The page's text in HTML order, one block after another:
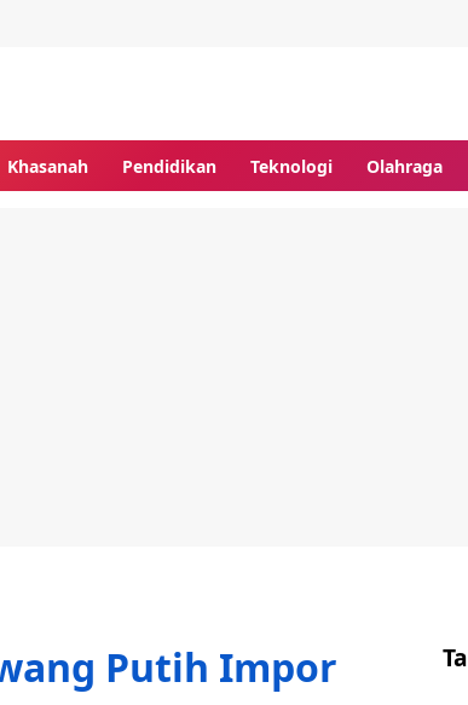
Khasanah Pendidikan Teknologi Olahraga
Putih Impor